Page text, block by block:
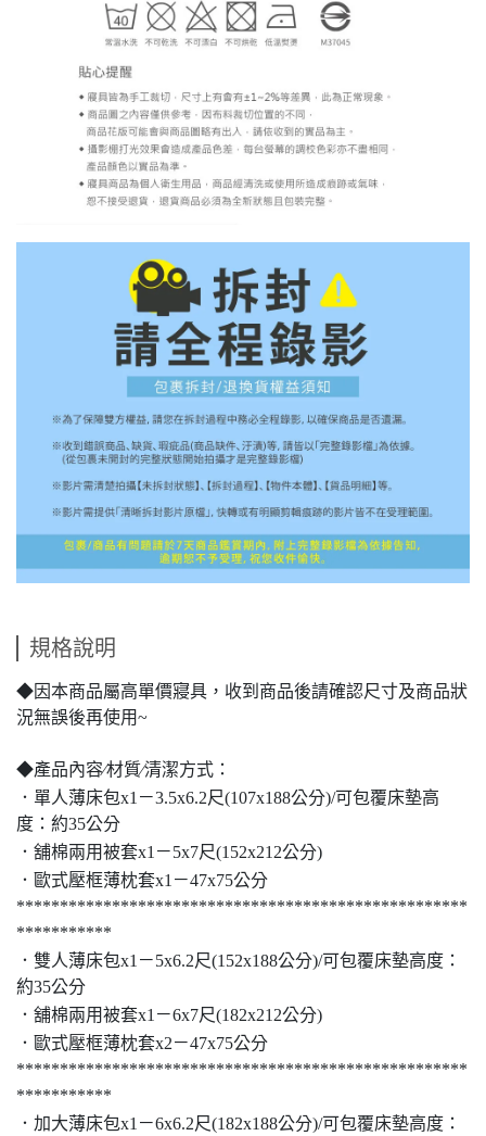
規格說明
◆因本商品屬高單價寢具，收到商品後請確認尺寸及商品狀
況無誤後再使用~
◆產品內容∕材質∕清潔方式：
．單人薄床包x1 －3.5x6.2尺(107x188公分)/可包覆床墊高
度：約35公分
．舖棉兩用被套x1 －5x7尺(152x212公分)
．歐式壓框薄枕套x1 －47x75公分
****************************************************
***********
．雙人薄床包x1 －5x6.2尺(152x188公分)/可包覆床墊高度：
約35公分
．舖棉兩用被套x1 －6x7尺(182x212公分)
．歐式壓框薄枕套x2－47x75公分
****************************************************
***********
．加大薄床包x1 －6x6.2尺(182x188公分)/可包覆床墊高度：